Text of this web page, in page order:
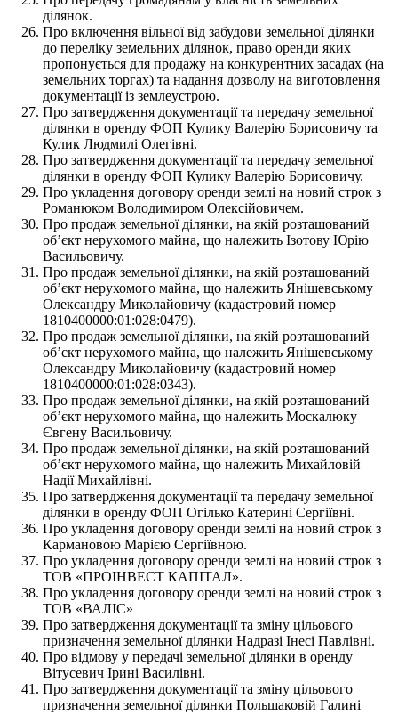
ділянок.
Про включення вільної від забудови земельної ділянки
до переліку земельних ділянок, право оренди яких
пропонується для продажу на конкурентних засадах (на
земельних торгах) та надання дозволу на виготовлення
документації із землеустрою.
Про затвердження документації та передачу земельної
ділянки в оренду ФОП Кулику Валерію Борисовичу та
Кулик Людмилі Олегівні.
Про затвердження документації та передачу земельної
ділянки в оренду ФОП Кулику Валерію Борисовичу.
Про укладення договору оренди землі на новий строк з
Романюком Володимиром Олексійовичем.
Про продаж земельної ділянки, на якій розташований
об’єкт нерухомого майна, що належить Ізотову Юрію
Васильовичу.
Про продаж земельної ділянки, на якій розташований
об’єкт нерухомого майна, що належить Янішевському
Олександру Миколайовичу (кадастровий номер
1810400000:01:028:0479).
Про продаж земельної ділянки, на якій розташований
об’єкт нерухомого майна, що належить Янішевському
Олександру Миколайовичу (кадастровий номер
1810400000:01:028:0343).
Про продаж земельної ділянки, на якій розташований
об’єкт нерухомого майна, що належить Москалюку
Євгену Васильовичу.
Про продаж земельної ділянки, на якій розташований
об’єкт нерухомого майна, що належить Михайловій
Надії Михайлівні.
Про затвердження документації та передачу земельної
ділянки в оренду ФОП Огілько Катерині Сергіївні.
Про укладення договору оренди землі на новий строк з
Кармановою Марією Сергіївною.
Про укладення договору оренди землі на новий строк з
ТОВ «ПРОІНВЕСТ КАПІТАЛ».
Про укладення договору оренди землі на новий строк з
ТОВ «ВАЛІС»
Про затвердження документації та зміну цільового
призначення земельної ділянки Надразі Інесі Павлівні.
Про відмову у передачі земельної ділянки в оренду
Вітусевич Ірині Василівні.
Про затвердження документації та зміну цільового
призначення земельної ділянки Польшаковій Галині